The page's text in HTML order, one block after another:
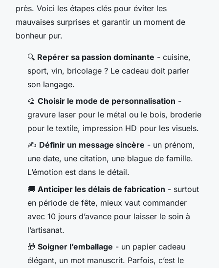
près. Voici les étapes clés pour éviter les
mauvaises surprises et garantir un moment de
bonheur pur.
🔍 Repérer sa passion dominante - cuisine,
sport, vin, bricolage ? Le cadeau doit parler
son langage.
🎨 Choisir le mode de personnalisation -
gravure laser pour le métal ou le bois, broderie
pour le textile, impression HD pour les visuels.
✍️ Définir un message sincère - un prénom,
une date, une citation, une blague de famille.
L’émotion est dans le détail.
🚚 Anticiper les délais de fabrication - surtout
en période de fête, mieux vaut commander
avec 10 jours d’avance pour laisser le soin à
l’artisanat.
🎁 Soigner l’emballage - un papier cadeau
élégant, un mot manuscrit. Parfois, c’est le